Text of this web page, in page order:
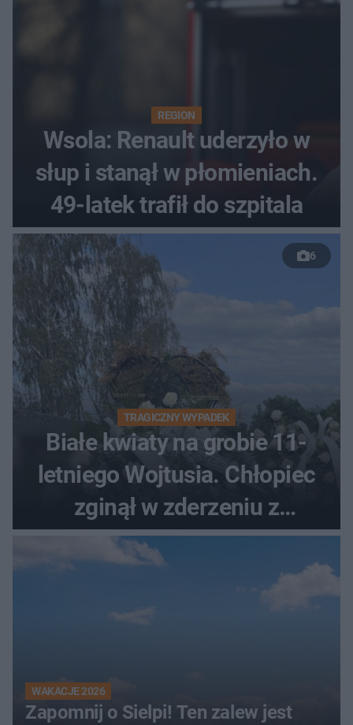
REGION
Wsola: Renault uderzyło w
słup i stanął w płomieniach.
49-latek trafił do szpitala
6
TRAGICZNY WYPADEK
Białe kwiaty na grobie 11-
letniego Wojtusia. Chłopiec
zginął w zderzeniu z
kombajnem
WAKACJE 2026
Zapomnij o Sielpi! Ten zalew jest